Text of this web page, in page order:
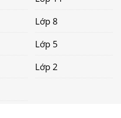
Lớp 8
Lớp 5
Lớp 2